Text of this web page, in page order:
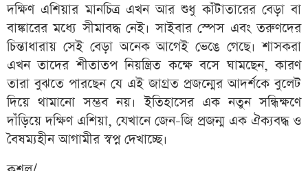
দক্ষিণ এশিয়ার মানচিত্র এখন আর শুধু কাঁটাতারের বেড়া বা
বাঙ্কারের মধ্যে সীমাবদ্ধ নেই। সাইবার স্পেস এবং তরুণদের
চিন্তাধারায় সেই বেড়া অনেক আগেই ভেঙে গেছে। শাসকরা
এখন তাদের শীতাতপ নিয়ন্ত্রিত কক্ষে বসে ঘামছেন, কারণ
তারা বুঝতে পারছেন যে এই জাগ্রত প্রজন্মের আদর্শকে বুলেট
দিয়ে থামানো সম্ভব নয়। ইতিহাসের এক নতুন সন্ধিক্ষণে
দাঁড়িয়ে দক্ষিণ এশিয়া, যেখানে জেন-জি প্রজন্ম এক ঐক্যবদ্ধ ও
বৈষম্যহীন আগামীর স্বপ্ন দেখাচ্ছে।